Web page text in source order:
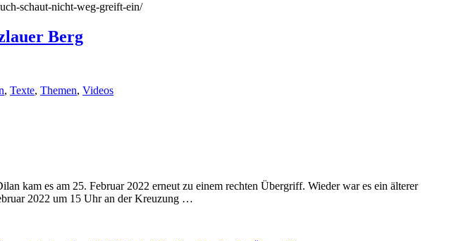
schaut-nicht-weg-greift-ein/
Berg
, Texte, Themen, Videos
kam es am 25. Februar 2022 erneut zu einem rechten Übergriff. Wieder war es ein älterer
2022 um 15 Uhr an der Kreuzung …